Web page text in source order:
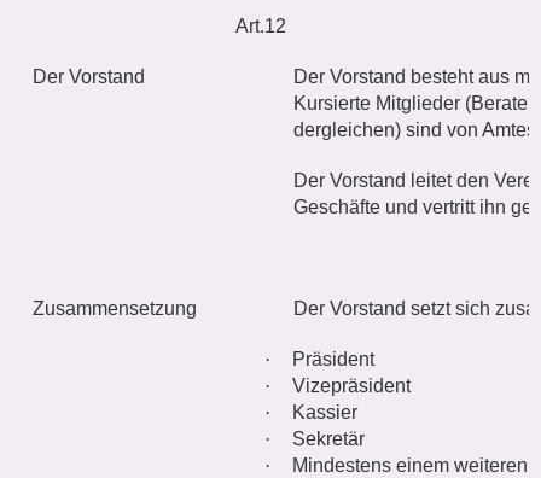
Art.12
Der Vorstand
Der Vorstand besteht aus
Kursierte Mitglieder
dergleichen) sind von
Der Vorstand leitet den
Geschäfte und vertritt ihn
Zusammensetzung Der Vorstand setzt sich
·
Präsident
·
Vizepräsident
·
Kassier
·
Sekretär
·
Mindestens einem weiteren